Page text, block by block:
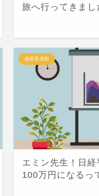
旅へ行ってきまし
資産形成術
エミン先生！日
100万円になるっ